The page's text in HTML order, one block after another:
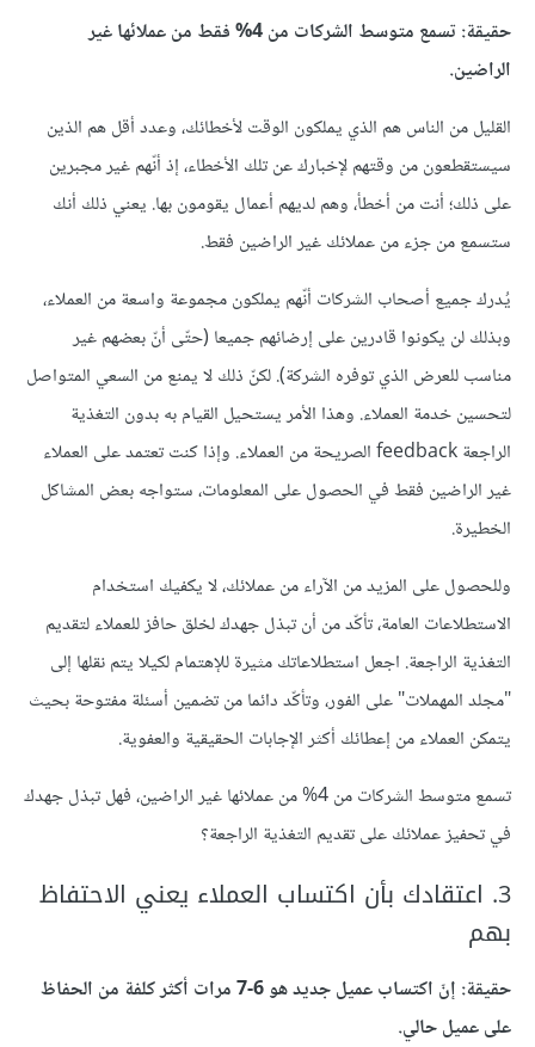
حقيقة: تسمع متوسط الشركات من 4% فقط من عملائها غير
الراضين.
القليل من الناس هم الذي يملكون الوقت لأخطائك، وعدد أقل هم الذين
سيستقطعون من وقتهم لإخبارك عن تلك الأخطاء، إذ أنّهم غير مجبرين
على ذلك؛ أنت من أخطأ، وهم لديهم أعمال يقومون بها. يعني ذلك أنك
ستسمع من جزء من عملائك غير الراضين فقط.
يُدرك جميع أصحاب الشركات أنّهم يملكون مجموعة واسعة من العملاء،
وبذلك لن يكونوا قادرين على إرضائهم جميعا (حتّى أنّ بعضهم غير
مناسب للعرض الذي توفره الشركة). لكنّ ذلك لا يمنع من السعي المتواصل
لتحسين خدمة العملاء. وهذا الأمر يستحيل القيام به بدون التغذية
الراجعة feedback الصريحة من العملاء. وإذا كنت تعتمد على العملاء
غير الراضين فقط في الحصول على المعلومات، ستواجه بعض المشاكل
الخطيرة.
وللحصول على المزيد من الآراء من عملائك، لا يكفيك استخدام
الاستطلاعات العامة، تأكّد من أن تبذل جهدك لخلق حافز للعملاء لتقديم
التغذية الراجعة. اجعل استطلاعاتك مثيرة للإهتمام لكيلا يتم نقلها إلى
"مجلد المهملات" على الفور، وتأكّد دائما من تضمين أسئلة مفتوحة بحيث
يتمكن العملاء من إعطائك أكثر الإجابات الحقيقية والعفوية.
تسمع متوسط الشركات من 4% من عملائها غير الراضين، فهل تبذل جهدك
في تحفيز عملائك على تقديم التغذية الراجعة؟
3. اعتقادك بأن اكتساب العملاء يعني الاحتفاظ
بهم
حقيقة: إنّ اكتساب عميل جديد هو 6-7 مرات أكثر كلفة من الحفاظ
على عميل حالي.